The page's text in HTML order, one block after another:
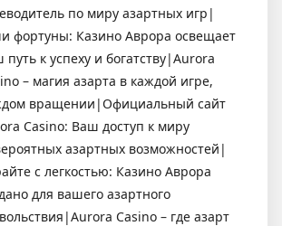
по миру азартных игр|
фортуны: Казино Аврора освещает
путь к успеху и богатству|Aurora
– магия азарта в каждой игре,
вращении|Официальный сайт
Casino: Ваш доступ к миру
азартных возможностей|
с легкостью: Казино Аврора
для вашего азартного
Casino – где азарт